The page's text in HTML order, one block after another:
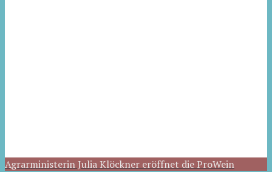
Agrarministerin Julia Klöckner eröffnet die ProWein